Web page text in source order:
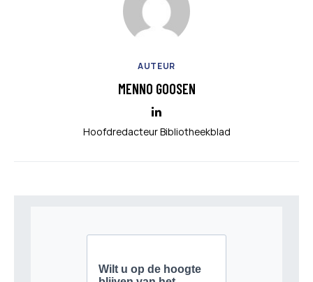
AUTEUR
MENNO GOOSEN
Hoofdredacteur Bibliotheekblad